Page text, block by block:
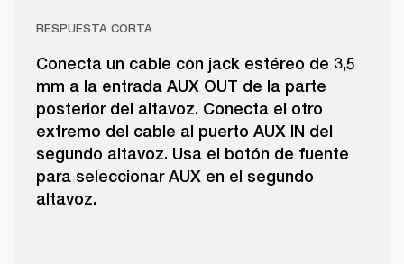
RESPUESTA CORTA
Conecta un cable con jack estéreo de 3,5
mm a la entrada AUX OUT de la parte
posterior del altavoz. Conecta el otro
extremo del cable al puerto AUX IN del
segundo altavoz. Usa el botón de fuente
para seleccionar AUX en el segundo
altavoz.